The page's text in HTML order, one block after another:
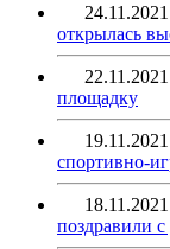
24.11.2021
открылась
22.11.2021
площадку
19.11.2021
спортивно-
18.11.2021
поздравили